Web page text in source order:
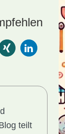
teilt